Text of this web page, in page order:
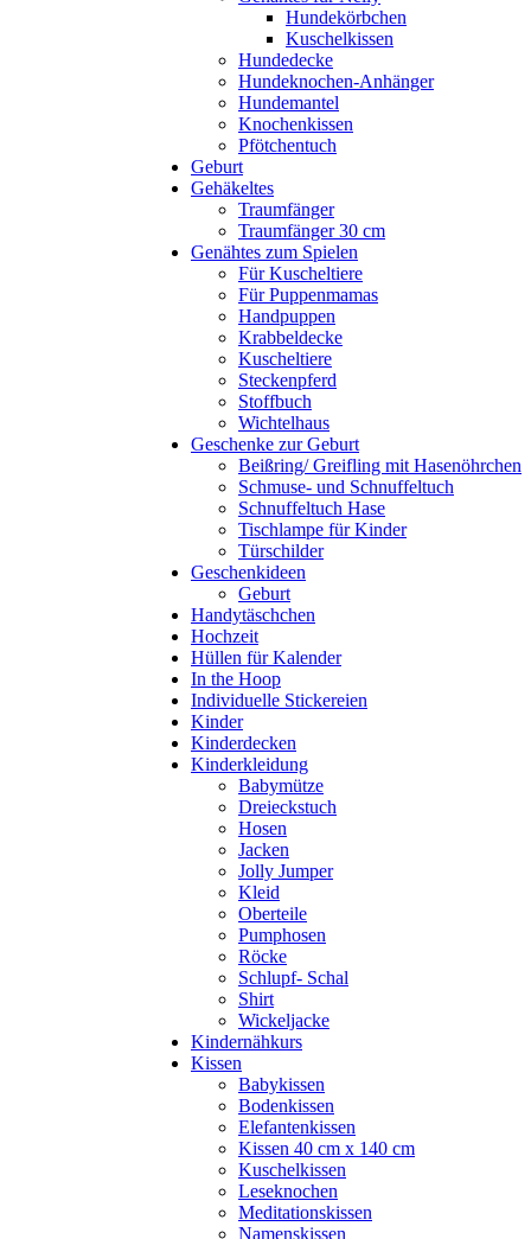
Hundekörbchen
Kuschelkissen
Hundedecke
Hundeknochen-Anhänger
Hundemantel
Knochenkissen
Pfötchentuch
Geburt
Gehäkeltes
Traumfänger
Traumfänger 30 cm
Genähtes zum Spielen
Für Kuscheltiere
Für Puppenmamas
Handpuppen
Krabbeldecke
Kuscheltiere
Steckenpferd
Stoffbuch
Wichtelhaus
Geschenke zur Geburt
Beißring/ Greifling mit Hasenöhrchen
Schmuse- und Schnuffeltuch
Schnuffeltuch Hase
Tischlampe für Kinder
Türschilder
Geschenkideen
Geburt
Handytäschchen
Hochzeit
Hüllen für Kalender
In the Hoop
Individuelle Stickereien
Kinder
Kinderdecken
Kinderkleidung
Babymütze
Dreieckstuch
Hosen
Jacken
Jolly Jumper
Kleid
Oberteile
Pumphosen
Röcke
Schlupf- Schal
Shirt
Wickeljacke
Kindernähkurs
Kissen
Babykissen
Bodenkissen
Elefantenkissen
Kissen 40 cm x 140 cm
Kuschelkissen
Leseknochen
Meditationskissen
Namenskissen